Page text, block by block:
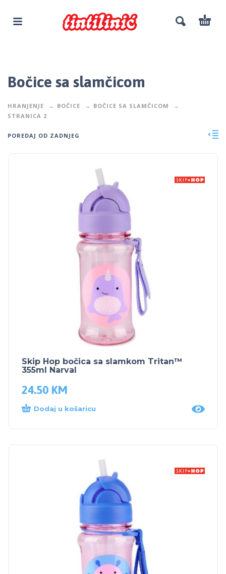
Bočice sa slamčicom
HRANJENJE BOČICE
BOČICE SA SLAMČICOM
STRANICA 2
POREDAJ OD ZADNJEG
Skip Hop bočica sa slamkom Tritan™
355ml Narval
24.50 KM
Dodaj u košaricu